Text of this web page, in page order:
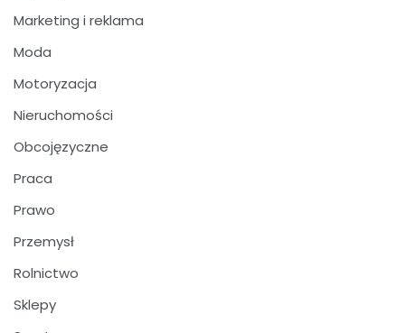
Marketing i reklama
Moda
Motoryzacja
Nieruchomości
Obcojęzyczne
Praca
Prawo
Przemysł
Rolnictwo
Sklepy